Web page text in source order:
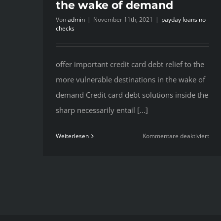
the wake of demand
Vonadmin | November 11th, 2021 | payday loans no
checks
offer important credit card debt relief to the
more vulnerable destinations in the wake of
demand Credit card debt solutions inside the
sharp necessarily entail [...]
Weiterlesen Kommentare deaktiviertfür